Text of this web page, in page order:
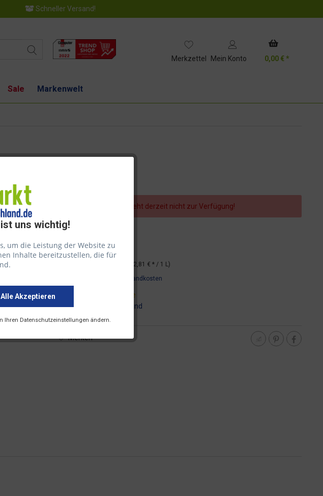
Schneller Versand!
Merkzettel Mein Konto 0,00 € *
Sale Markenwelt
uns wichtig!
um die Leistung der Website zu
Inhalte bereitzustellen, die für
Alle Akzeptieren
Ihren Datenschutzeinstellungen ändern.
Dieser Artikel steht derzeit nicht zur Verfügung!
3 L (12,81 € * / 1 L)
zzgl. Versandkosten
Lieferzeit 2 Werktage
Versandart:
DHL - Versand
Merken